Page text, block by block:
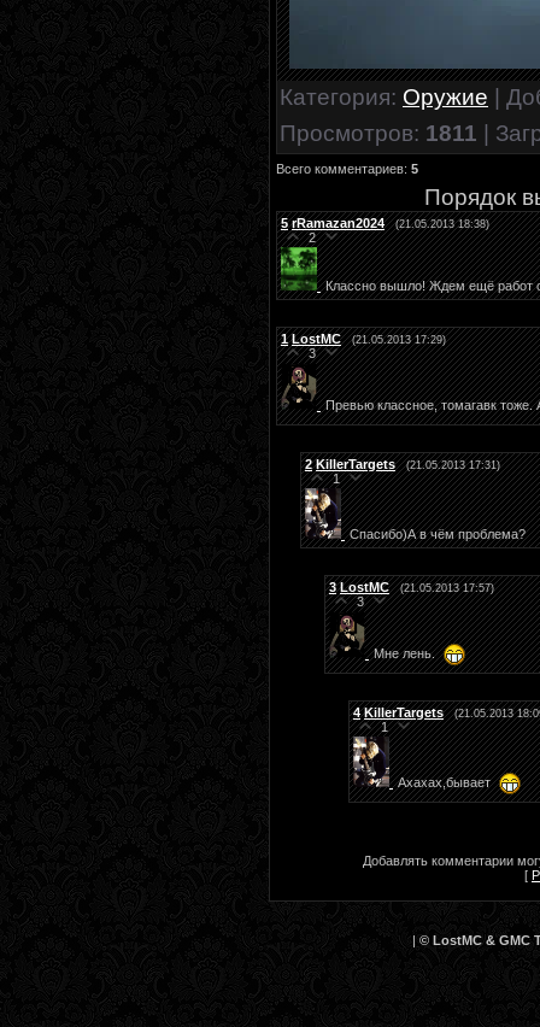
Категория: Оружие |
Просмотров: 1811 |
Всего комментариев: 5
Порядок
5 rRamazan2024 (21.05.2013 18:38)
2
Классно вышло! Ждем ещё работ
1 LostMC (21.05.2013 17:29)
3
Превью классное, томагавк
2 KillerTargets (21.05.2013 17:31)
1
Спасибо)А в чём проблема?
3 LostMC (21.05.2013 17:57)
3
Мне лень.
4 KillerTargets (21.05.2013
1
Ахахах,бывает
Добавлять комментарии
[
| © LostMC & GMC